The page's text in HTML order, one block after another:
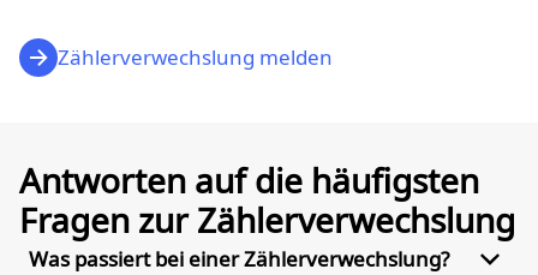
Zählerverwechslung melden
Antworten auf die häufigsten
Fragen zur Zählerverwechslung
Was passiert bei einer Zählerverwechslung?